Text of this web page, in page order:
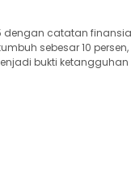
dengan catatan
sebesar 10 persen,
bukti ketangguhan